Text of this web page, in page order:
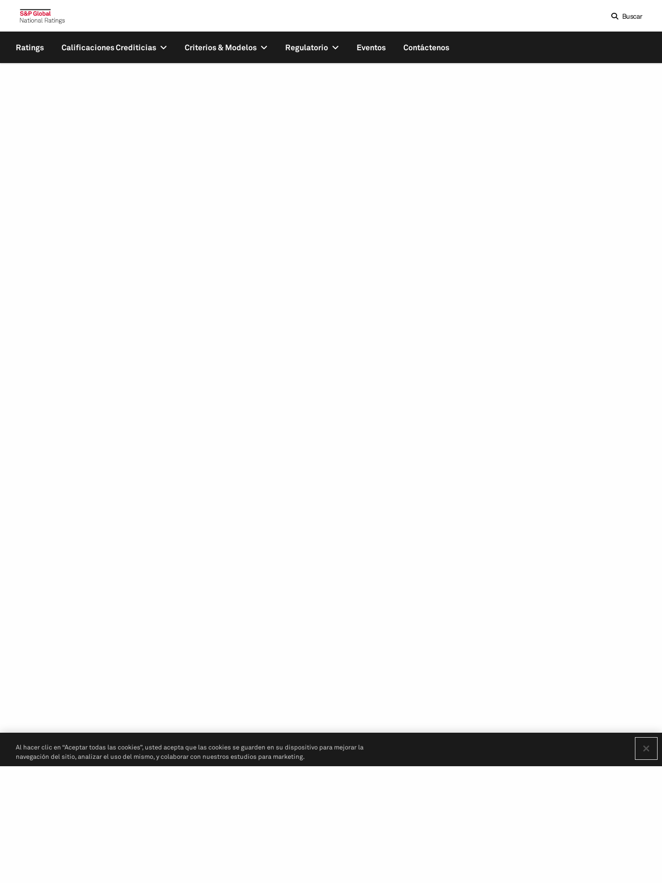
Buscar
Ratings Calificaciones Crediticias Criterios & Modelos Regulatorio Eventos Contáctenos
Al hacer clic en “Aceptar todas las cookies”, usted acepta que las cookies se guarden en su dispositivo para mejorar la
navegación del sitio, analizar el uso del mismo, y colaborar con nuestros estudios para marketing.